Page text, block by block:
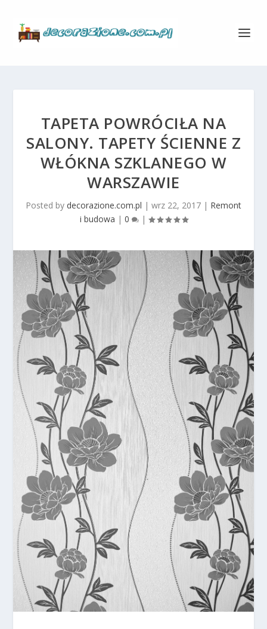
TAPETA POWRÓCIŁA NA
SALONY. TAPETY ŚCIENNE Z
WŁÓKNA SZKLANEGO W
WARSZAWIE
Posted by decorazione.com.pl | wrz 22, 2017 | Remont
i budowa | 0 |